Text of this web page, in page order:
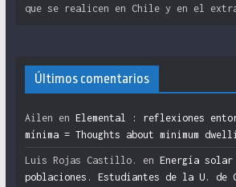
que se realicen en Chile y en el
Últimos comentarios
Ailen en Elemental : reflexiones
mínima = Thoughts about minimum
Luis Rojas Castillo. en Energía
poblaciones. Estudiantes de la U. de